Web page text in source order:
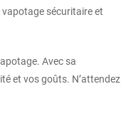
vapotage sécuritaire et
Avec sa
et vos goûts. N’attendez